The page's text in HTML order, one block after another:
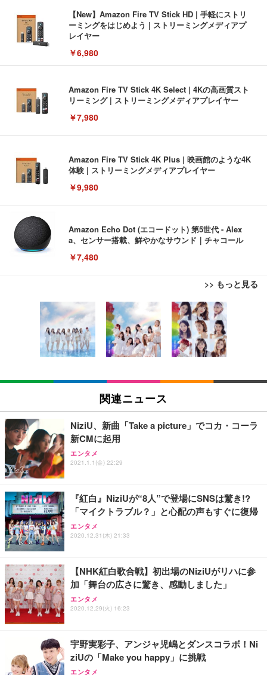
【New】Amazon Fire TV Stick HD | 手軽にストリ
ーミングをはじめよう | ストリーミングメディアプ
レイヤー
￥6,980
Amazon Fire TV Stick 4K Select | 4Kの高画質スト
リーミング | ストリーミングメディアプレイヤー
￥7,980
Amazon Fire TV Stick 4K Plus | 映画館のような4K
体験 | ストリーミングメディアプレイヤー
￥9,980
Amazon Echo Dot (エコードット) 第5世代 - Alex
a、センサー搭載、鮮やかなサウンド｜チャコール
￥7,480
>> もっと見る
[EdoErgo] オフィスチェア 椅子 テレワーク 疲れな
い 跳ね上げ式アームレスト コンパクト 約105度ロッ
キング pc 事務椅子 360度回転 座面昇降 強化ナイロ
ン樹脂ベース 通気性メッシュ 在宅ワーク H-WY01
(黒網+黒枠+黒足)
￥5,699
SIHOO B100 オフィスチェア／デスクチェア メッシ
ュチェア 人間工学 疲れない ブラック
￥27,999
Sezlife オフィスチェア デスクチェア 疲れない テレ
ワーク チェア 強化バックレスト 30度ロッキング機
能 人間工学 椅子 腰サポート 90度跳ね上げ式アーム
務用 おしゃれ パソコンチェア (ブラック)
Sezlife オフィスチェア デスクチェア 疲れない テレ
ワーク チェア 強化バックレスト 30度ロッキング機
能 人間工学 椅子 腰サポート 90度跳ね上げ式アーム
務用 おしゃれ パソコンチェア (ホワイト)
ANDWINT オフィスチェア デスクチェア 肘なし メ
ッシュ 通気性 ランバーサポート付き 腰サポート ガ
ス圧無段階昇降 360度回転 キャスター付き コンパク
EIZO ビジネス向けプレミアムモニター | FlexScan
EV3240X-WT | 31.5型4K UHD・USB Type-C・ホワ
イト
￥105,595
EIZO ビジネス向けプレミアムモニター | FlexScan
￥109,572
【純正品】27"ゲーミングモニター DualSense 充電
フック付き（CFI-ZDM1J）
【整備済み品】Dell E2724HS 27インチ 液晶モニタ
ー フルHD（1920×1080）VA 非光沢 HDMI/DisplayP
ort/VGA スピーカー内蔵 高さ調整 スイベル VESA対
【MiniLED/24.5inch/280Hz/FHD】GRAPHT THE S
HOOTER Gaming Monitor 24” Essential ゲーミン
グモニター QD 24.5インチ 1ms FHD 量子ドット 残
Amazonベーシック ペットシーツ 薄型 レギュラー 1
回使い捨て 無香料 ホワイト 300枚
￥3,373
Amazonベーシック ペットシーツ 厚型 ワイド 42枚
x2袋(84枚) ホワイト(吸収面:ライトブルー)
￥3,234
ネオ・ルーライフ ネオ・オムツ L 中型犬用 26枚入
り 単品
Smart Basic(スマートベーシック) 【Amazon.co.jp
限定】 Smart Basic アイリスオーヤマ ペットシーツ
超厚型 お徳用 ワイド 100枚入 (x 1) (ケース販売)
アイリスオーヤマ ペットシーツ 超厚型 お徳用 レギ
ュラー 200枚入【Amazon.co.jp限定】
関連ニュース
NiziU、新曲「Take a picture」でコカ・コーラ
新CMに起用
エンタメ
2021.1.1(金) 22:29
『紅白』NiziUが“8人”で登場にSNSは驚き!?
「マイクトラブル？」と心配の声もすぐに復帰
エンタメ
2020.12.31(木) 21:33
【NHK紅白歌合戦】初出場のNiziUがリハに参
加「舞台の広さに驚き、感動しました」
エンタメ
2020.12.29(火) 16:23
宇野実彩子、アンジャ児嶋とダンスコラボ！Ni
ziUの「Make you happy」に挑戦
エンタメ